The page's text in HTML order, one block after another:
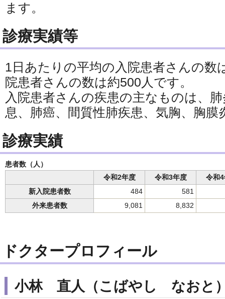
ます。
診療実績等
1日あたりの平均の入院患者さんの数
院患者さんの数は約500人です。
入院患者さんの疾患の主なものは、
息、肺癌、間質性肺疾患、気胸、胸膜
診療実績
患者数（人）
令和2年度
令和3年度
令和
新入院患者数
484
581
外来患者数
9,081 8,832
ドクタープロフィール
小林 直人（こばやし なおと